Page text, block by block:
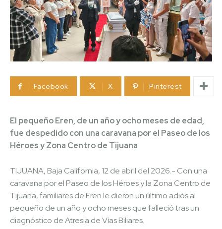
Facebook X Pinterest
El pequeño Eren, de un año y ocho meses de edad,
fue despedido con una caravana por el Paseo de los
Héroes y Zona Centro de Tijuana
TIJUANA, Baja California, 12 de abril del 2026.- Con una
caravana por el Paseo de los Héroes y la Zona Centro de
Tijuana, familiares de Eren le dieron un último adiós al
pequeño de un año y ocho meses que falleció tras un
diagnóstico de Atresia de Vías Biliares.